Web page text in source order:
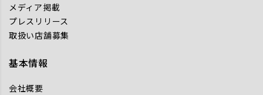
メディア掲載
プレスリリース
取扱い店舗募集
基本情報
会社概要